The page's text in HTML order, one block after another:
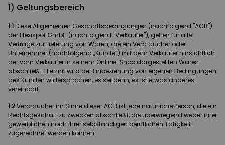
1) Geltungsbereich
1.1 Diese Allgemeinen Geschäftsbedingungen (nachfolgend "AGB")
der Flexispot GmbH (nachfolgend "Verkäufer"), gelten für alle
Verträge zur Lieferung von Waren, die ein Verbraucher oder
Unternehmer (nachfolgend „Kunde“) mit dem Verkäufer hinsichtlich
der vom Verkäufer in seinem Online-Shop dargestellten Waren
abschließt. Hiermit wird der Einbeziehung von eigenen Bedingungen
des Kunden widersprochen, es sei denn, es ist etwas anderes
vereinbart.
1.2Verbraucher im Sinne dieser AGB ist jede natürliche Person, die ein
Rechtsgeschäft zu Zwecken abschließt, die überwiegend weder ihrer
gewerblichen noch ihrer selbständigen beruflichen Tätigkeit
zugerechnet werden können.